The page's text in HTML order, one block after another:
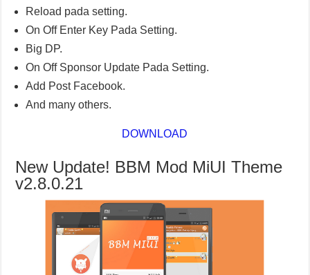
Reload pada setting.
On Off Enter Key Pada Setting.
Big DP.
On Off Sponsor Update Pada Setting.
Add Post Facebook.
And many others.
DOWNLOAD
New Update! BBM Mod MiUI Theme
v2.8.0.21